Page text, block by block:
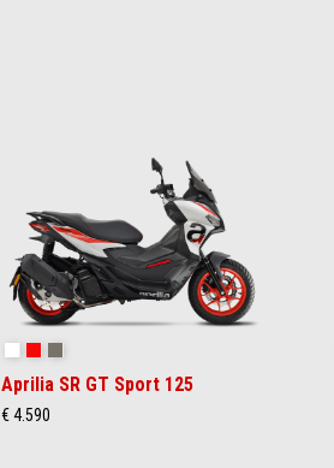
zurück
Aprilia SR GT Sport 125
€ 4.590